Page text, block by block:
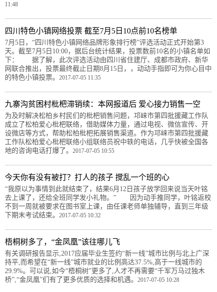
11:48
四川特色小镇网络投票 截至7月5日10点前10名榜单
7月5日，“四川特色小镇网络品牌形象排行榜”评选活动正式开始第3
天。截至7月5日10:00，据后台统计结果，投票数前10名的小镇名单如
下： 据了解，此次评选活动由四川省住建厅、成都市政府、新华
网联合推出，投票最终截止日期8月15日，，动动手指即可为你心目中
的特色小镇投票。 2017-07-05 11:35
九寨沟贫困村枇杷滞销续：本网报道后 爱心接力销售一空
为及时解决松柏乡村民们的枇杷销售问题，邛崃市第四批援藏工作队
成立了松柏爱心枇杷联络，借助媒体力量，通过电视、微信宣传、开
设微店等方式，帮助松柏枇杷拓展销售渠道。作为邛崃市第四批援藏
工作队松柏爱心枇杷联络小组联络员祝中轶的电话，几乎快被全国各
地的咨询电话打爆了。 2017-07-05 10:55
今天你有没有被打？打人的孩子 搅乱一个班的心
“我原以为事情到此就结束了，结果6月12日孩子放学回来说当天叶铭
去上课了，还给全班同学发小礼物。” 因为动手推同学，叶铭返校
不到一周就被要求在图书室上课，由任课老师单独辅导，直到三年级
下期末考试结束。 2017-07-05 10:32
梧桐树多了，“金凤凰”该往哪儿飞
有关调研报告显示,2017应届毕业生签约“新一线”城市比例与北上广深
持平,而希望在“新一线”城市就业的比例高达37.5%,高于一线城市的
29.9%。可以说,如今“梧桐树”更多了,人才不再需要“千军万马过独木
桥”,“金凤凰”们有了更多优质的选择和机遇。 2017-07-05 10:28